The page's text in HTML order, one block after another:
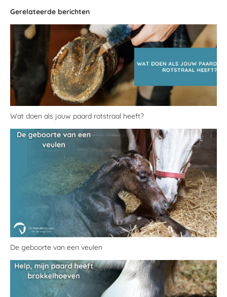
Gerelateerde berichten
Wat doen als jouw paard rotstraal heeft?
De geboorte van een veulen